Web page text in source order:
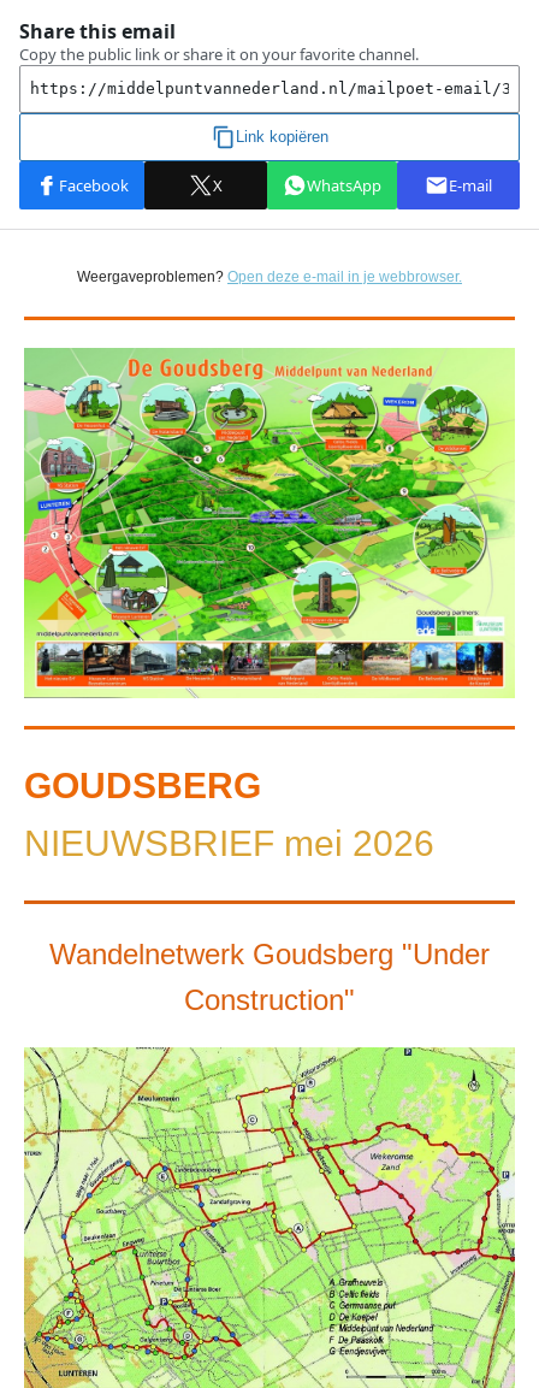
Weergaveproblemen? Open deze e-mail in je webbrowser.
GOUDSBERG
NIEUWSBRIEF mei 2026
Wandelnetwerk Goudsberg "Under
Construction"